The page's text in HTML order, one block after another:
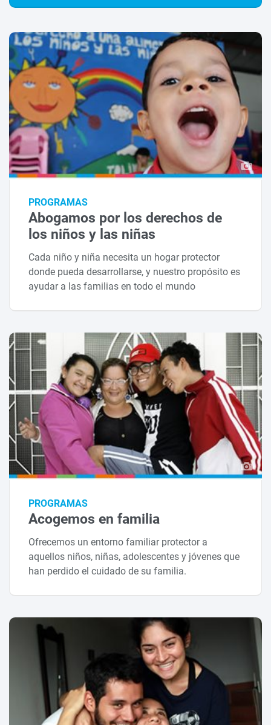
PROGRAMAS
Abogamos por los derechos de
los niños y las niñas
Cada niño y niña necesita un hogar protector
donde pueda desarrollarse, y nuestro propósito es
ayudar a las familias en todo el mundo
PROGRAMAS
Acogemos en familia
Ofrecemos un entorno familiar protector a
aquellos niños, niñas, adolescentes y jóvenes que
han perdido el cuidado de su familia.